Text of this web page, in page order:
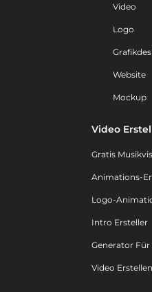
Video
Logo
Website
Mockup
Video
Gratis
Animations-
Logo-
Intro Ersteller
Generator
Video Erstellen